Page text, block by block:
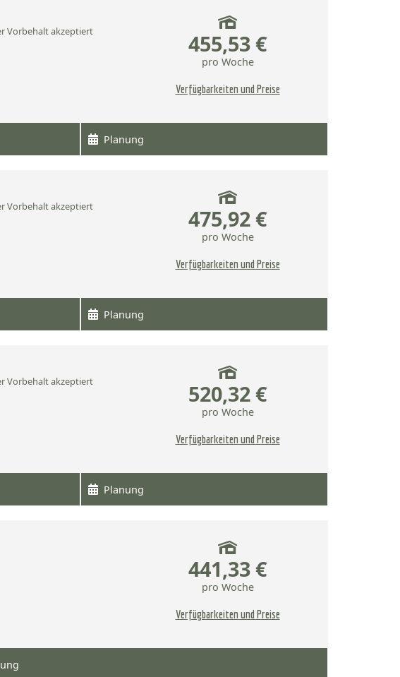
Vorbehalt akzeptiert
455,53 €
pro Woche
Verfügbarkeiten und Preise
Planung
Vorbehalt akzeptiert
475,92 €
pro Woche
Verfügbarkeiten und Preise
Planung
Vorbehalt akzeptiert
520,32 €
pro Woche
Verfügbarkeiten und Preise
Planung
441,33 €
pro Woche
Verfügbarkeiten und Preise